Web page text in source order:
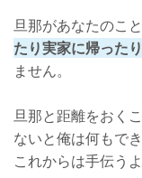
旦那があなたのこ
たり実家に帰った
ません。
旦那と距離をおく
ないと俺は何もで
これからは手伝う